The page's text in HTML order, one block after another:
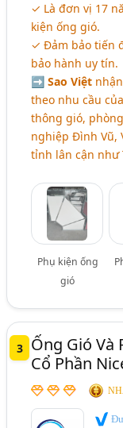
✓ Là đơn vị 17
kiện ống gió.
✓ Đảm bảo tiến
bảo hành uy tín.
➡Sao Việt
theo nhu cầu
thông gió,
nghiệp Đình Vũ,
tỉnh lân cận như
Phụ kiện ống
gió
3
Ống Gió Và
Cổ Phần